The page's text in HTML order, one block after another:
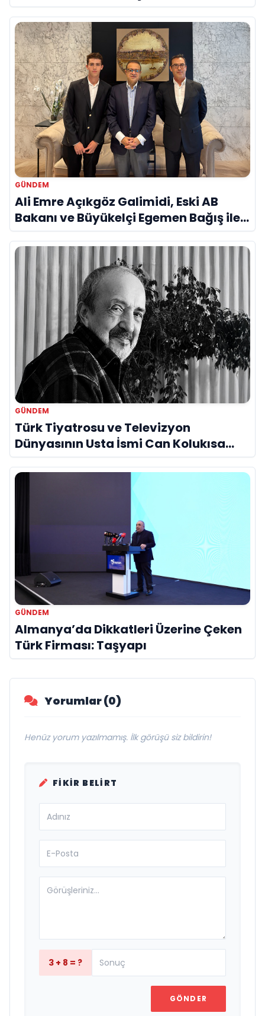
Savunma Sanayinde Küresel Vizyon
Vurgusu
GÜNDEM
Ali Emre Açıkgöz Galimidi, Eski AB
Bakanı ve Büyükelçi Egemen Bağış ile
Bir Araya Geldi
GÜNDEM
Türk Tiyatrosu ve Televizyon
Dünyasının Usta İsmi Can Kolukısa
Hayatını Kaybetti
GÜNDEM
Almanya’da Dikkatleri Üzerine Çeken
Türk Firması: Taşyapı
Yorumlar (0)
Henüz yorum yazılmamış. İlk görüşü siz bildirin!
FIKIR BELIRT
3 + 8 = ?
GÖNDER